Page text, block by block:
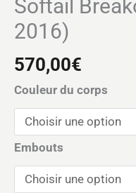
Softail
2016)
570,00€
Couleur du corps
Embouts